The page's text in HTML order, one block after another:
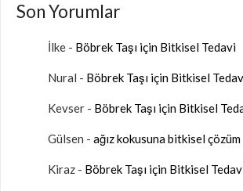
Son Yorumlar
İlke - Böbrek Taşı için Bitkisel Tedavi
Nural - Böbrek Taşı için Bitkisel
Kevser - Böbrek Taşı için Bitkisel
Gülsen - ağız kokusuna bitkisel çözüm
Kiraz - Böbrek Taşı için Bitkisel